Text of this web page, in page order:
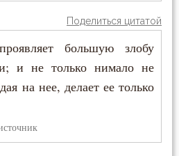
Поделиться цитатой
большую злобу
и не только нимало не
на нее, делает ее только